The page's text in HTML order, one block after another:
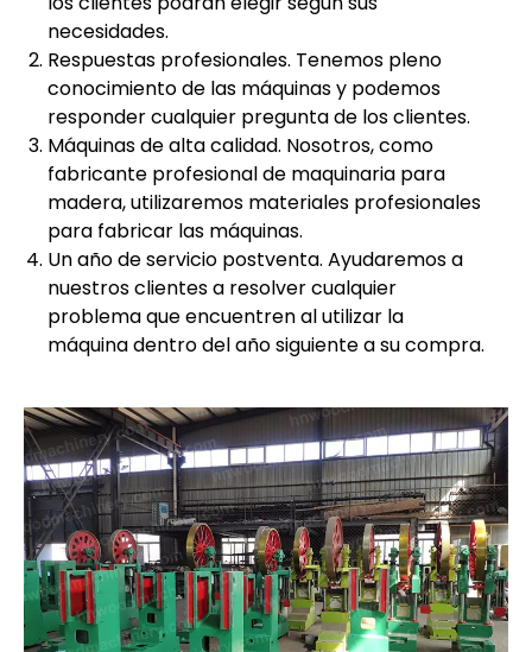
necesidades.
Respuestas profesionales. Tenemos pleno
conocimiento de las máquinas y podemos
responder cualquier pregunta de los clientes.
Máquinas de alta calidad. Nosotros, como
fabricante profesional de maquinaria para
madera, utilizaremos materiales profesionales
para fabricar las máquinas.
Un año de servicio postventa. Ayudaremos a
nuestros clientes a resolver cualquier
problema que encuentren al utilizar la
máquina dentro del año siguiente a su compra.